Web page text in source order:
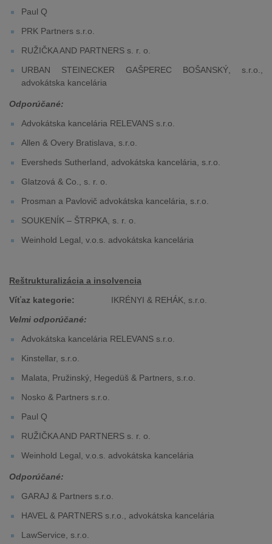
Paul Q
PRK Partners s.r.o.
RUŽIČKA AND PARTNERS s. r. o.
URBAN STEINECKER GAŠPEREC BOŠANSKÝ, s.r.o.,
advokátska kancelária
Odporúčané:
Advokátska kancelária RELEVANS s.r.o.
Allen & Overy Bratislava, s.r.o.
Eversheds Sutherland, advokátska kancelária, s.r.o.
Glatzová & Co., s. r. o.
Prosman a Pavlovič advokátska kancelária, s.r.o.
SOUKENÍK – ŠTRPKA, s. r. o.
Weinhold Legal, v.o.s. advokátska kancelária
Reštrukturalizácia a insolvencia
Víťaz kategorie: IKRÉNYI & REHÁK, s.r.o.
Velmi odporúčané:
Advokátska kancelária RELEVANS s.r.o.
Kinstellar, s.r.o.
Malata, Pružinský, Hegedüš & Partners, s.r.o.
Nosko & Partners s.r.o.
Paul Q
RUŽIČKA AND PARTNERS s. r. o.
Weinhold Legal, v.o.s. advokátska kancelária
Odporúčané:
GARAJ & Partners s.r.o.
HAVEL & PARTNERS s.r.o., advokátska kancelária
LawService, s.r.o.